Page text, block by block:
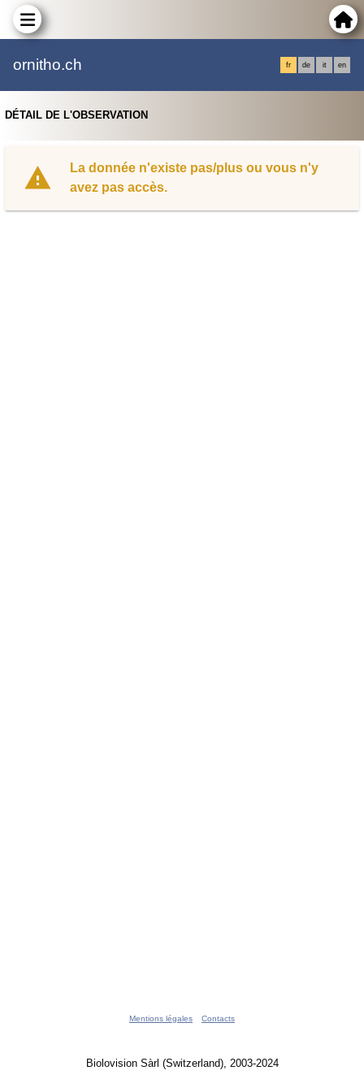
ornitho.ch fr de it en
DÉTAIL DE L'OBSERVATION
La donnée n'existe pas/plus ou vous n'y
avez pas accès.
Mentions légales Contacts
Biolovision Sàrl (Switzerland), 2003-2024